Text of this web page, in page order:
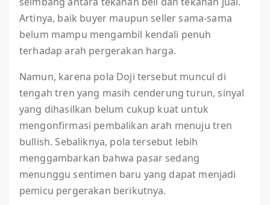
Artinya, baik buyer maupun seller sama-sama
belum mampu mengambil kendali penuh
terhadap arah pergerakan harga.
Namun, karena pola Doji tersebut muncul di
tengah tren yang masih cenderung turun, sinyal
yang dihasilkan belum cukup kuat untuk
mengonfirmasi pembalikan arah menuju tren
bullish. Sebaliknya, pola tersebut lebih
menggambarkan bahwa pasar sedang
menunggu sentimen baru yang dapat menjadi
pemicu pergerakan berikutnya.